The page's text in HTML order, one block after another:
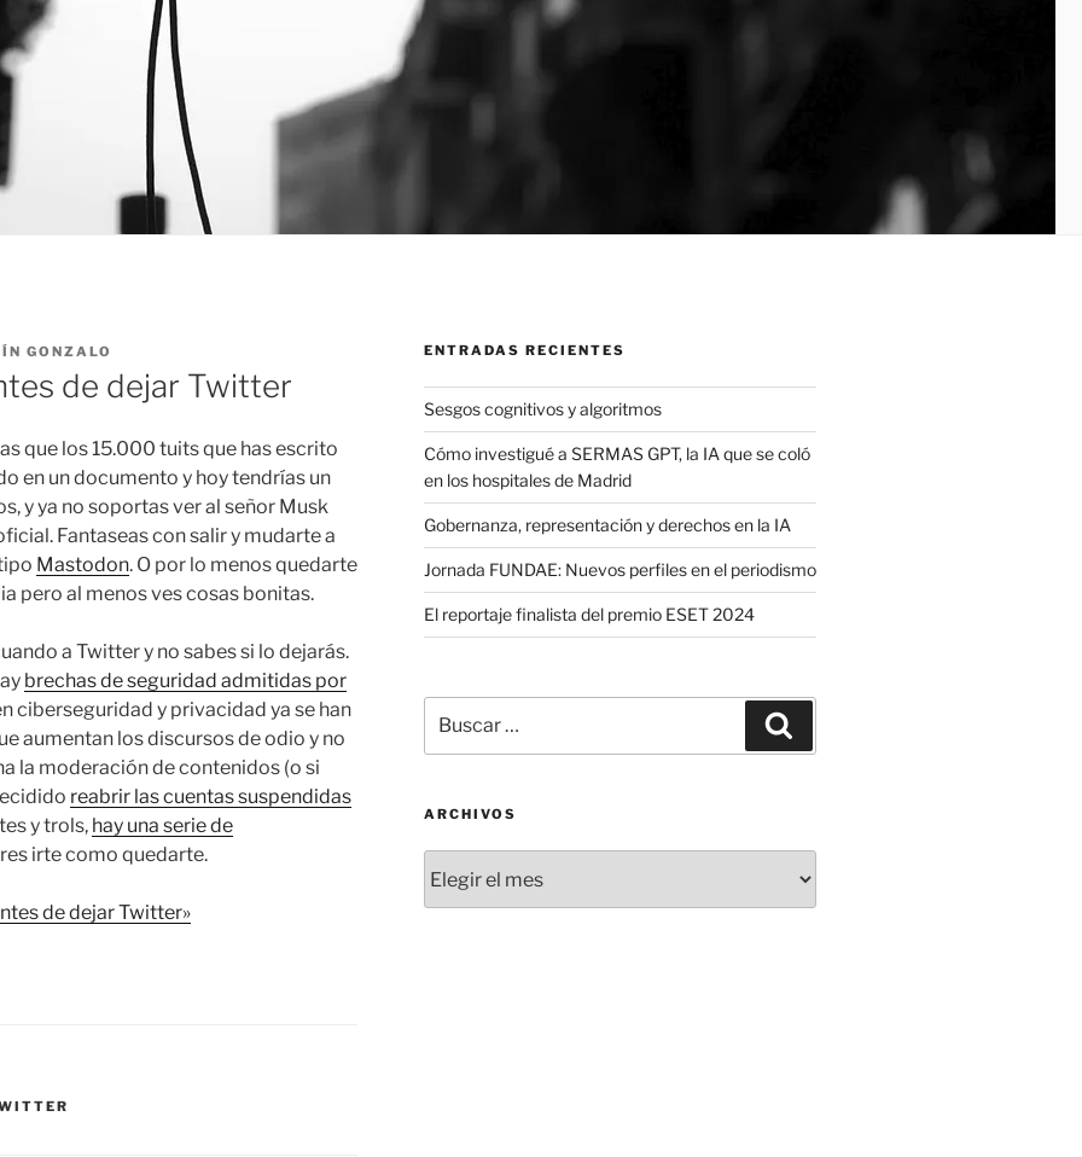
GONZALO
de dejar Twitter
que los 15.000 tuits que has escrito
en un documento y hoy tendrías un
y ya no soportas ver al señor Musk
Fantaseas con salir y mudarte a
Mastodon. O por lo menos quedarte
pero al menos ves cosas bonitas.
a Twitter y no sabes si lo dejarás.
brechas de seguridad admitidas por
ciberseguridad y privacidad ya se han
aumentan los discursos de odio y no
la moderación de contenidos (o si
reabrir las cuentas suspendidas
y trols, hay una serie de
irte como quedarte.
de dejar Twitter»
ENTRADAS RECIENTES
Sesgos cognitivos y algoritmos
Cómo investigué a SERMAS GPT, la IA que se coló
en los hospitales de Madrid
Gobernanza, representación y derechos en la IA
Jornada FUNDAE: Nuevos perfiles en el periodismo
El reportaje finalista del premio ESET 2024
por:
ARCHIVOS